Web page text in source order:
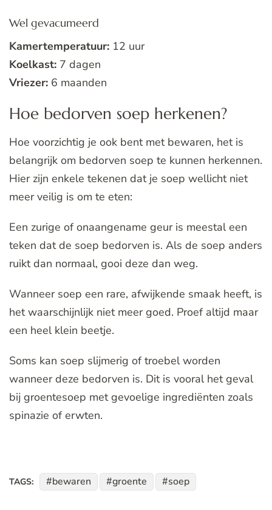
Wel gevacumeerd
Kamertemperatuur: 12 uur
Koelkast: 7 dagen
Vriezer: 6 maanden
Hoe bedorven soep herkenen?
Hoe voorzichtig je ook bent met bewaren, het is
belangrijk om bedorven soep te kunnen herkennen.
Hier zijn enkele tekenen dat je soep wellicht niet
meer veilig is om te eten:
Een zurige of onaangename geur is meestal een
teken dat de soep bedorven is. Als de soep anders
ruikt dan normaal, gooi deze dan weg.
Wanneer soep een rare, afwijkende smaak heeft, is
het waarschijnlijk niet meer goed. Proef altijd maar
een heel klein beetje.
Soms kan soep slijmerig of troebel worden
wanneer deze bedorven is. Dit is vooral het geval
bij groentesoep met gevoelige ingrediënten zoals
spinazie of erwten.
TAGS: bewaren groente soep